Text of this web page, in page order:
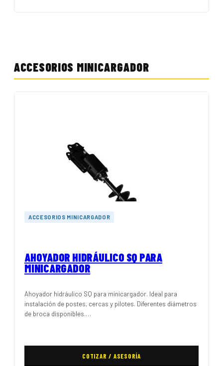
ACCESORIOS MINICARGADOR
ACCESORIOS MINICARGADOR
AHOYADOR HIDRÁULICO SQ PARA
MINICARGADOR
Ahoyador hidráulico SQ para minicargador. Ideal para
instalación de postes, cercas y pilotes. Diferentes diámetros
de broca disponibles.…
COTIZAR / ASESORÍA